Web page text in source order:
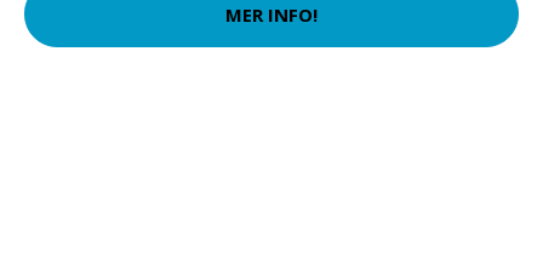
MER INFO!